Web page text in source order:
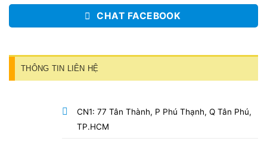
CHAT FACEBOOK
THÔNG TIN LIÊN HỆ
CN1: 77 Tân Thành, P Phú Thạnh, Q Tân Phú,
TP.HCM